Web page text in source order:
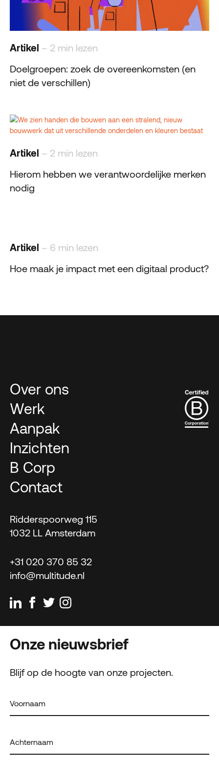
Artikel – 2 min lezen
Doelgroepen: zoek de overeenkomsten (en
niet de verschillen)
Artikel – 2 min lezen
Hierom hebben we verantwoordelijke merken
nodig
Artikel – 6 min lezen
Hoe maak je impact met een digitaal product?
Over ons
Werk
Aanpak
Inzichten
B Corp
Contact
Ridderspoorweg 115
1032 LL Amsterdam
+31 020 370 85 32
info@multitude.nl
Onze nieuwsbrief
Blijf op de hoogte van onze projecten.